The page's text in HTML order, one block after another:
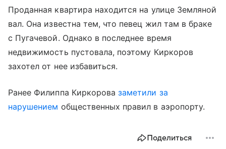
Проданная квартира находится на улице Земляной
вал. Она известна тем, что певец жил там в браке
с Пугачевой. Однако в последнее время
недвижимость пустовала, поэтому Киркоров
захотел от нее избавиться.
Ранее Филиппа Киркоровазаметили за
нарушением общественных правил в аэропорту.
Поделиться